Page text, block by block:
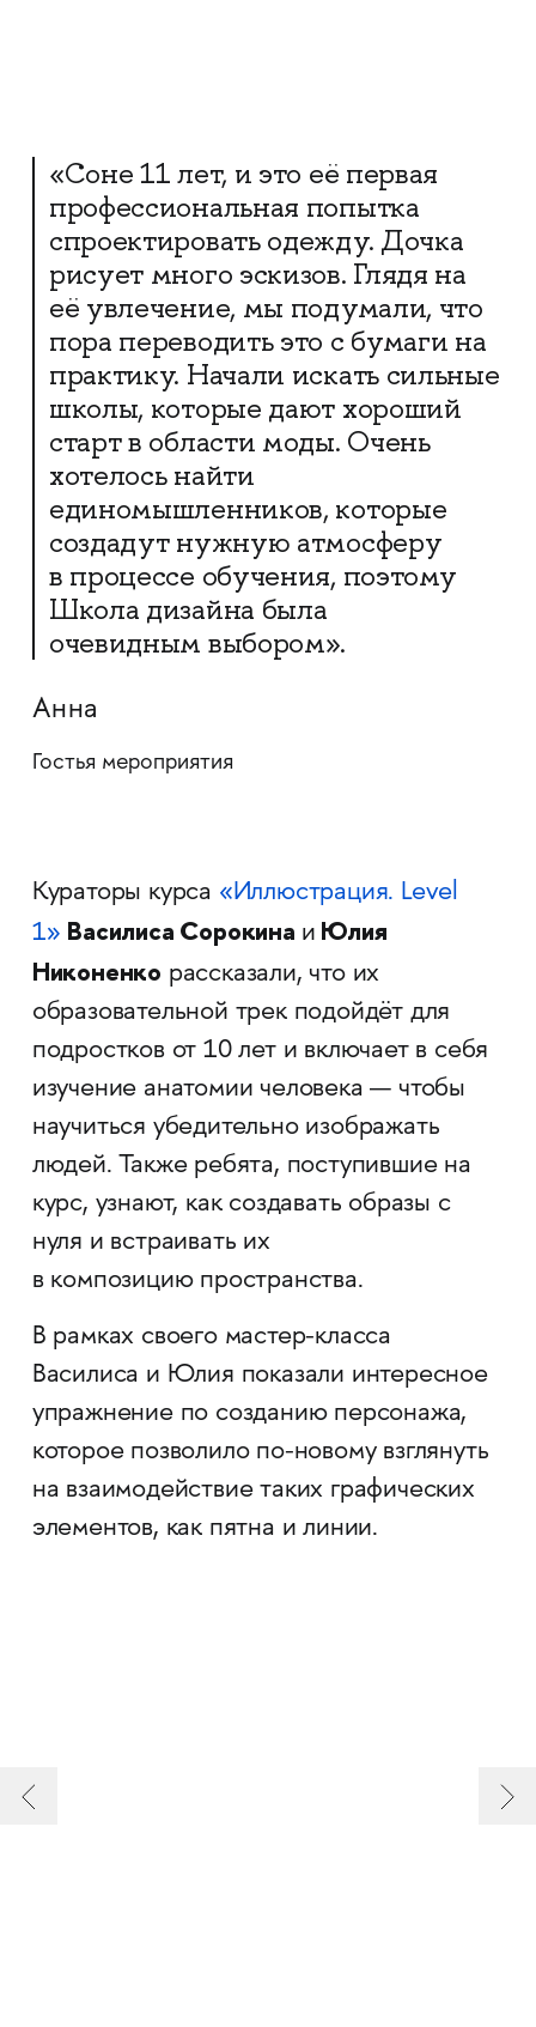
«Соне 11 лет, и это её первая
профессиональная попытка
спроектировать одежду. Дочка
рисует много эскизов. Глядя на
её увлечение, мы подумали, что
пора переводить это с бумаги на
практику. Начали искать сильные
школы, которые дают хороший
старт в области моды. Очень
хотелось найти
единомышленников, которые
создадут нужную атмосферу
в процессе обучения, поэтому
Школа дизайна была
очевидным выбором».
Анна
Гостья мероприятия
Кураторы курса «Иллюстрация. Level
1» Василиса Сорокина и Юлия
Никоненко рассказали, что их
образовательной трек подойдёт для
подростков от 10 лет и включает в себя
изучение анатомии человека — чтобы
научиться убедительно изображать
людей. Также ребята, поступившие на
курс, узнают, как создавать образы с
нуля и встраивать их
в композицию пространства.
В рамках своего мастер-класса
Василиса и Юлия показали интересное
упражнение по созданию персонажа,
которое позволило по-новому взглянуть
на взаимодействие таких графических
элементов, как пятна и линии.